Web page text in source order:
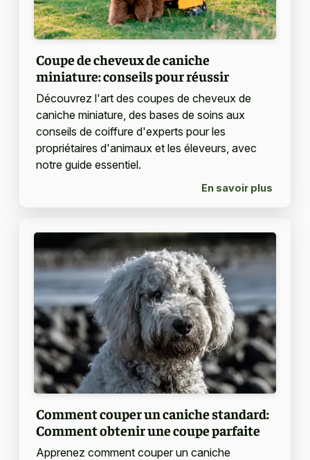
Coupe de cheveux de caniche
miniature: conseils pour réussir
Découvrez l'art des coupes de cheveux de
caniche miniature, des bases de soins aux
conseils de coiffure d'experts pour les
propriétaires d'animaux et les éleveurs, avec
notre guide essentiel.
En savoir plus
Comment couper un caniche standard:
Comment obtenir une coupe parfaite
Apprenez comment couper un caniche